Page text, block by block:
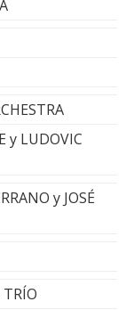
y LUDOVIC
y JOSÉ